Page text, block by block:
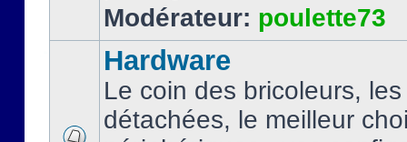
Modérateur: poulette73
Hardware
Le coin des bricoleurs,
détachées, le meilleur